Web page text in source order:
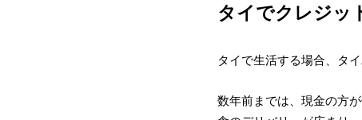
タイでクレジッ
タイで生活する場合、タ
数年前までは、現金の方